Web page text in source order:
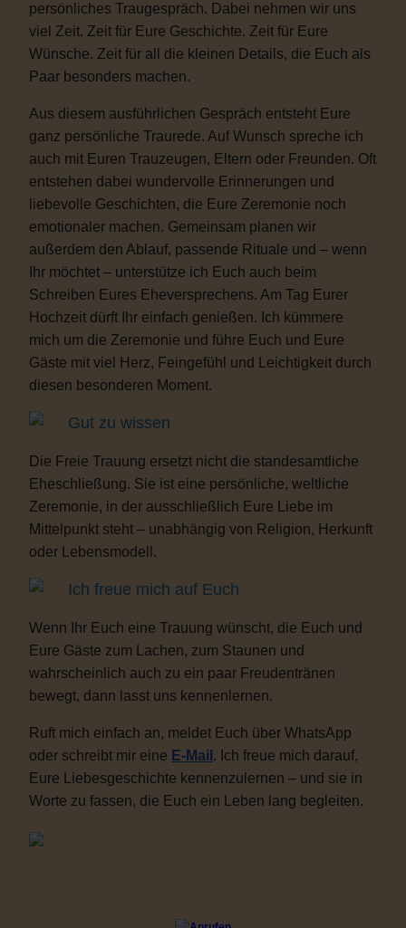
persönliches Traugespräch. Dabei nehmen wir uns
viel Zeit. Zeit für Eure Geschichte. Zeit für Eure
Wünsche. Zeit für all die kleinen Details, die Euch als
Paar besonders machen.
Aus diesem ausführlichen Gespräch entsteht Eure
ganz persönliche Traurede. Auf Wunsch spreche ich
auch mit Euren Trauzeugen, Eltern oder Freunden. Oft
entstehen dabei wundervolle Erinnerungen und
liebevolle Geschichten, die Eure Zeremonie noch
emotionaler machen. Gemeinsam planen wir
außerdem den Ablauf, passende Rituale und – wenn
Ihr möchtet – unterstütze ich Euch auch beim
Schreiben Eures Eheversprechens. Am Tag Eurer
Hochzeit dürft Ihr einfach genießen. Ich kümmere
mich um die Zeremonie und führe Euch und Eure
Gäste mit viel Herz, Feingefühl und Leichtigkeit durch
diesen besonderen Moment.
Gut zu wissen
Die Freie Trauung ersetzt nicht die standesamtliche
Eheschließung. Sie ist eine persönliche, weltliche
Zeremonie, in der ausschließlich Eure Liebe im
Mittelpunkt steht – unabhängig von Religion, Herkunft
oder Lebensmodell.
Ich freue mich auf Euch
Wenn Ihr Euch eine Trauung wünscht, die Euch und
Eure Gäste zum Lachen, zum Staunen und
wahrscheinlich auch zu ein paar Freudentränen
bewegt, dann lasst uns kennenlernen.
Ruft mich einfach an, meldet Euch über WhatsApp
oder schreibt mir eine E-Mail . Ich freue mich darauf,
Eure Liebesgeschichte kennenzulernen – und sie in
Worte zu fassen, die Euch ein Leben lang begleiten.